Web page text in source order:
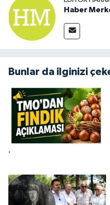
Haber
Bunlar da ilginizi
.